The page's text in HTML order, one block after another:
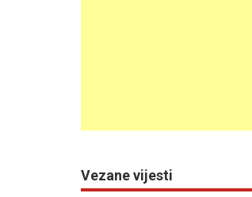
Vezane vijesti